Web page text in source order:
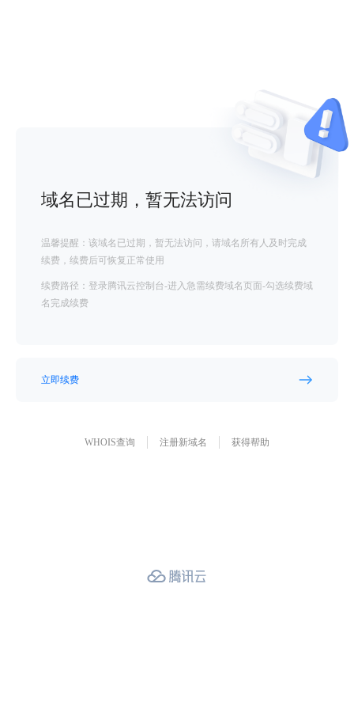
域名已过期，暂无法访问
温馨提醒：该域名已过期，暂无法访问，请域名所有人及时完成
续费，续费后可恢复正常使用
续费路径：登录腾讯云控制台-进入急需续费域名页面-勾选续费域
名完成续费
立即续费
WHOIS查询 注册新域名 获得帮助